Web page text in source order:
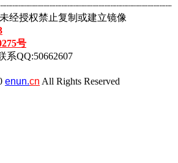
经授权禁止复制或建立镜像
号
系QQ:50662607
enun.cn All Rights Reserved